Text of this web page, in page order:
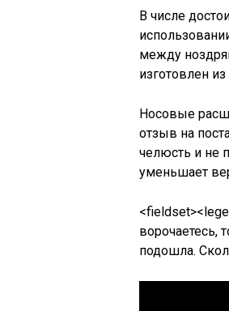
В числе
между
изготовлен
Носовые
отзыв на
челюсть и не
уменьшает
ворочаетесь,
подошла.